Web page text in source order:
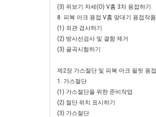
(3) 위보기 자세(O) V홈 3차 용접하기
8. 피복 아크 용접 V홈 맞대기 용접작
(1) 외관 검사하기
(2) 방사선검사 및 결함 제거
(3) 굴곡시험하기
제2장 가스절단 및 피복 아크 필릿 용접
1. 가스절단
(1) 가스절단을 위한 준비작업
(2) 절단 위치 표시하기
(3) 가스절단